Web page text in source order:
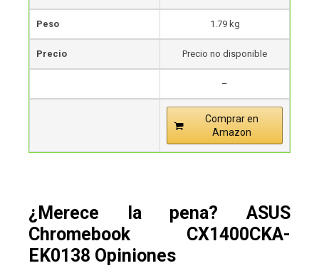
Peso 1.79 kg
Precio Precio no disponible
–
Comprar en
Amazon
¿Merece la pena? ASUS
Chromebook CX1400CKA-
EK0138 Opiniones